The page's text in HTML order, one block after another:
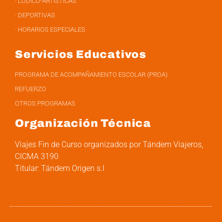
· DEPORTIVAS
· HORARIOS ESPECIALES
Servicios Educativos
PROGRAMA DE ACOMPAÑAMIENTO ESCOLAR (PROA)
REFUERZO
OTROS PROGRAMAS
Organización Técnica
Viajes Fin de Curso organizados por Tándem Viajeros,
CICMA 3190
Titular: Tándem Origen s.l